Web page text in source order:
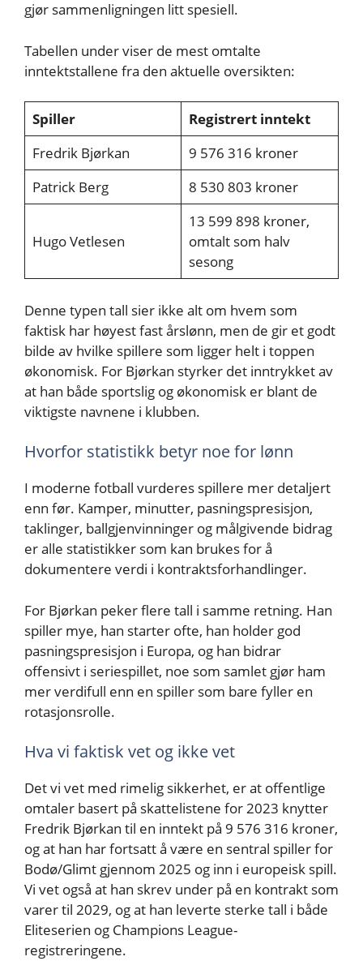
gjør sammenligningen litt spesiell.
Tabellen under viser de mest omtalte
inntektstallene fra den aktuelle oversikten:
Spiller
Registrert inntekt
Fredrik Bjørkan
9 576 316 kroner
Patrick Berg
8 530 803 kroner
Hugo Vetlesen
13 599 898 kroner,
omtalt som halv
sesong
Denne typen tall sier ikke alt om hvem som
faktisk har høyest fast årslønn, men de gir et godt
bilde av hvilke spillere som ligger helt i toppen
økonomisk. For Bjørkan styrker det inntrykket av
at han både sportslig og økonomisk er blant de
viktigste navnene i klubben.
Hvorfor statistikk betyr noe for lønn
I moderne fotball vurderes spillere mer detaljert
enn før. Kamper, minutter, pasningspresisjon,
taklinger, ballgjenvinninger og målgivende bidrag
er alle statistikker som kan brukes for å
dokumentere verdi i kontraktsforhandlinger.
For Bjørkan peker flere tall i samme retning. Han
spiller mye, han starter ofte, han holder god
pasningspresisjon i Europa, og han bidrar
offensivt i seriespillet, noe som samlet gjør ham
mer verdifull enn en spiller som bare fyller en
rotasjonsrolle.
Hva vi faktisk vet og ikke vet
Det vi vet med rimelig sikkerhet, er at offentlige
omtaler basert på skattelistene for 2023 knytter
Fredrik Bjørkan til en inntekt på 9 576 316 kroner,
og at han har fortsatt å være en sentral spiller for
Bodø/Glimt gjennom 2025 og inn i europeisk spill.
Vi vet også at han skrev under på en kontrakt som
varer til 2029, og at han leverte sterke tall i både
Eliteserien og Champions League-
registreringene.